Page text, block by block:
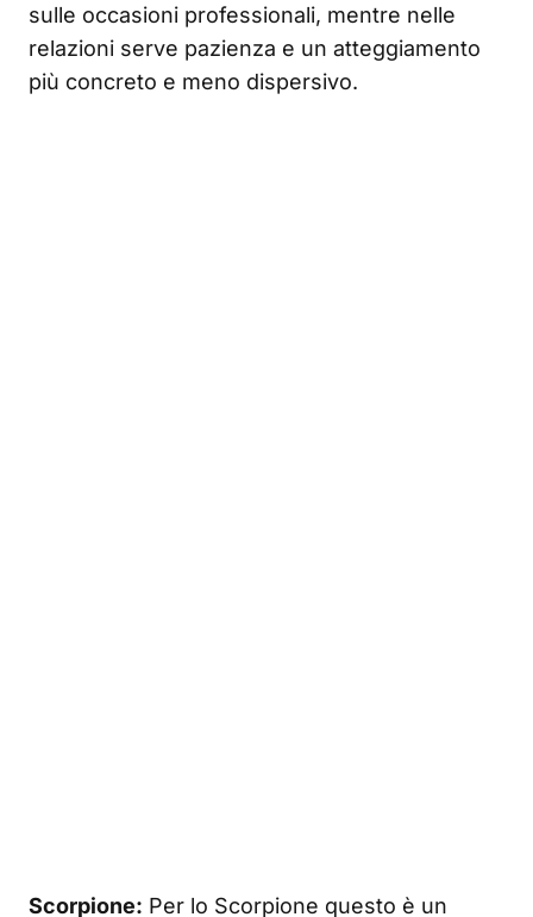
sulle occasioni professionali, mentre nelle
relazioni serve pazienza e un atteggiamento
più concreto e meno dispersivo.
Scorpione: Per lo Scorpione questo è un